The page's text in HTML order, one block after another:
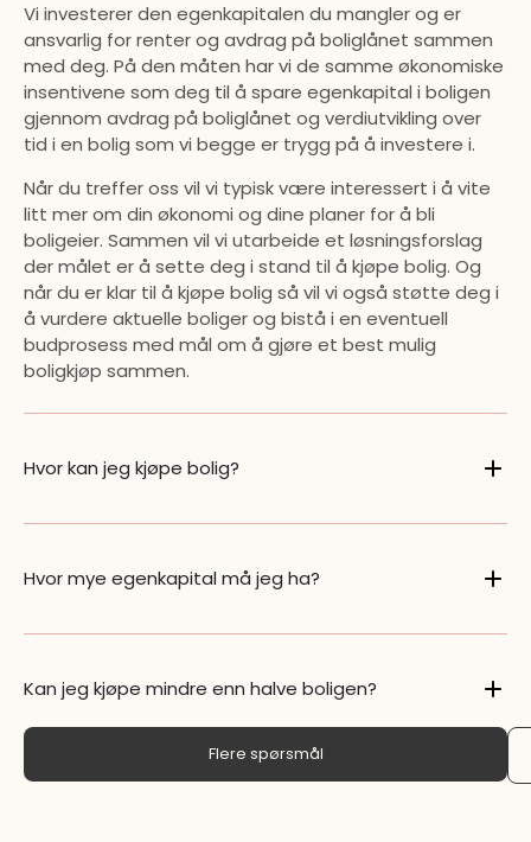
Vi investerer den egenkapitalen du mangler og er
ansvarlig for renter og avdrag på boliglånet sammen
med deg. På den måten har vi de samme økonomiske
insentivene som deg til å spare egenkapital i boligen
gjennom avdrag på boliglånet og verdiutvikling over
tid i en bolig som vi begge er trygg på å investere i.
Når du treffer oss vil vi typisk være interessert i å vite
litt mer om din økonomi og dine planer for å bli
boligeier. Sammen vil vi utarbeide et løsningsforslag
der målet er å sette deg i stand til å kjøpe bolig. Og
når du er klar til å kjøpe bolig så vil vi også støtte deg i
å vurdere aktuelle boliger og bistå i en eventuell
budprosess med mål om å gjøre et best mulig
boligkjøp sammen.
Hvor kan jeg kjøpe bolig?
Hvor mye egenkapital må jeg ha?
Kan jeg kjøpe mindre enn halve boligen?
Flere spørsmål